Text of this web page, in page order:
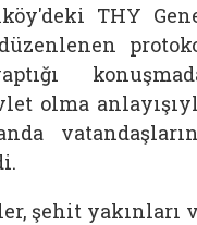
THY
olma
şehit yakınları